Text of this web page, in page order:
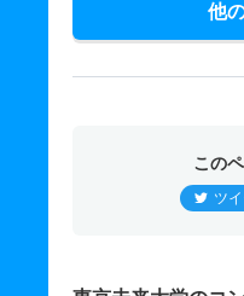
他
この
ツ